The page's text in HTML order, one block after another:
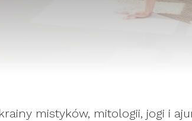
mistyków, mitologii, jogi i